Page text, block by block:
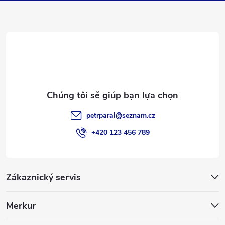
Zákaznický servis
Merkur
petrparal@seznam.cz
+420 123 456 789